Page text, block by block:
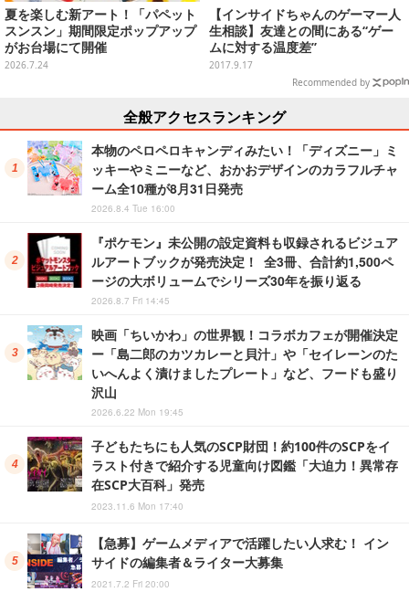
夏を楽しむ新アート！「パペット
スンスン」期間限定ポップアップ
がお台場にて開催
2026.7.24
【インサイドちゃんのゲーマー人
生相談】友達との間にある“ゲー
ムに対する温度差”
2017.9.17
Recommended by
全般アクセスランキング
本物のペロペロキャンディみたい！「ディズニー」ミ
ッキーやミニーなど、おかおデザインのカラフルチャ
ーム全10種が8月31日発売
2026.8.4 Tue 16:00
『ポケモン』未公開の設定資料も収録されるビジュア
ルアートブックが発売決定！ 全3冊、合計約1,500ペ
ージの大ボリュームでシリーズ30年を振り返る
2026.8.7 Fri 14:45
映画「ちいかわ」の世界観！コラボカフェが開催決定
ー「島二郎のカツカレーと貝汁」や「セイレーンのた
いへんよく漬けましたプレート」など、フードも盛り
沢山
2026.6.22 Mon 19:45
子どもたちにも人気のSCP財団！約100件のSCPをイ
ラスト付きで紹介する児童向け図鑑「大迫力！異常存
在SCP大百科」発売
2023.11.6 Mon 17:40
【急募】ゲームメディアで活躍したい人求む！ イン
サイドの編集者＆ライター大募集
2021.7.2 Fri 20:00